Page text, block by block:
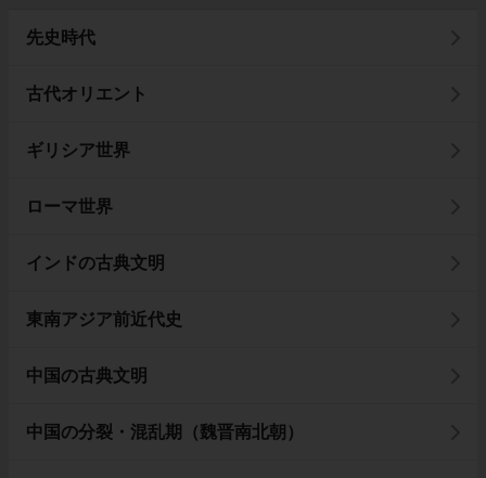
先史時代
古代オリエント
ギリシア世界
ローマ世界
インドの古典文明
東南アジア前近代史
中国の古典文明
中国の分裂・混乱期（魏晋南北朝）